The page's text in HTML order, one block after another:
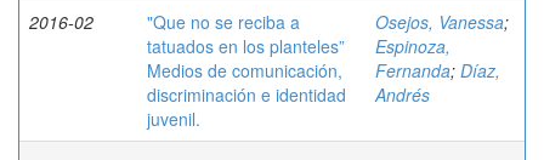
2016-02
"Que no se reciba a
tatuados en los planteles”
Medios de comunicación,
discriminación e identidad
juvenil.
Osejos, Vanessa;
Espinoza,
Fernanda; Díaz,
Andrés